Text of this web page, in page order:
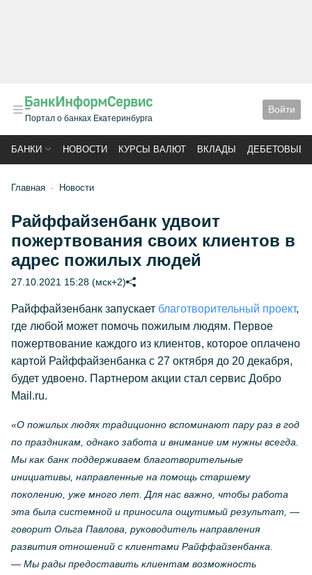
Портал о банках Екатеринбурга
Войти
БАНКИ НОВОСТИ КУРСЫ ВАЛЮТ ВКЛАДЫ ДЕБЕТОВЫЕ
Главная Новости
Райффайзенбанк удвоит
пожертвования своих клиентов в
адрес пожилых людей
27.10.2021 15:28 (мск+2)
Райффайзенбанк запускает благотворительный проект,
где любой может помочь пожилым людям. Первое
пожертвование каждого из клиентов, которое оплачено
картой Райффайзенбанка c 27 октября до 20 декабря,
будет удвоено. Партнером акции стал сервис Добро
Mail.ru.
«О пожилых людях традиционно вспоминают пару раз в год
по праздникам, однако забота и внимание им нужны всегда.
Мы как банк поддерживаем благотворительные
инициативы, направленные на помощь старшему
поколению, уже много лет. Для нас важно, чтобы работа
эта была системной и приносила ощутимый результат, —
говорит Ольга Павлова, руководитель направления
развития отношений с клиентами Райффайзенбанка.
— Мы рады предоставить клиентам возможность